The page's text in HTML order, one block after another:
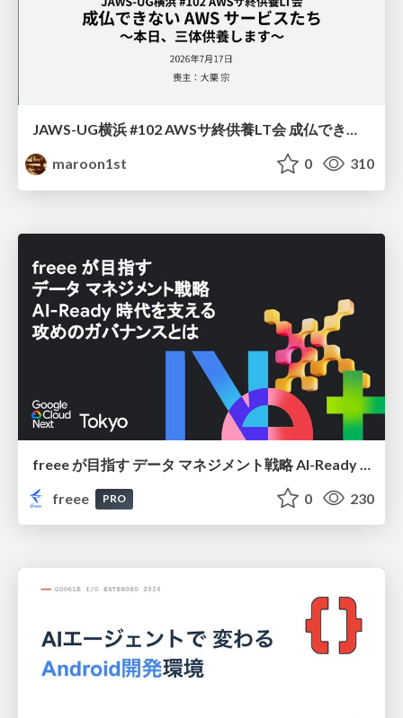
JAWS-UG横浜 #102 AWSサ終供養LT会 成仏できない AWS サービスたち 〜本日、三体供養します〜
maroon1st
0 310
freee
PRO 0 230